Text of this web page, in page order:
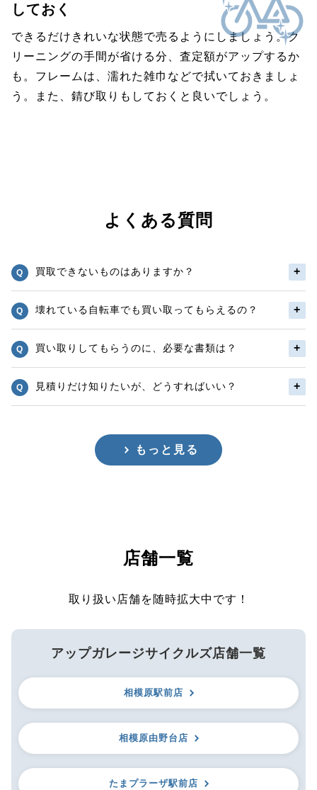
しておく
できるだけきれいな状態で売るようにしましょう。ク
リーニングの手間が省ける分、査定額がアップするか
も。フレームは、濡れた雑巾などで拭いておきましょ
う。また、錆び取りもしておくと良いでしょう。
よくある質問
買取できないものはありますか？
壊れている自転車でも買い取ってもらえるの？
買い取りしてもらうのに、必要な書類は？
見積りだけ知りたいが、どうすればいい？
もっと見る
店舗一覧
取り扱い店舗を随時拡大中です！
アップガレージサイクルズ店舗一覧
相模原駅前店
相模原由野台店
たまプラーザ駅前店